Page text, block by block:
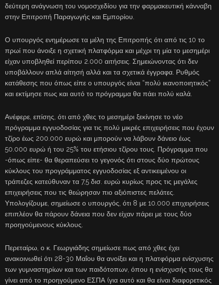
δεύτερη ανάγνωση του νομοσχεδίου για την φαρμακευτική κάνναβη
στην Επιτροπή Παραγωγής και Εμπορίου.
Ο υπουργός ενημέρωσε τα μέλη της Επιτροπής ότι από τις 10 το
πρωί που άνοιξε η σχετική πλατφόρμα και μέχρι τη μία το μεσημέρι
είχαν υποβληθεί περίπου 2.000 αιτήσεις. Σημειώνοντας ότι δεν
υποβάλλουν απλά αίτησή αλλά και τα σχετικά έγγραφα. Ρυθμός
κατάθεσης που όπως είπε ο υπουργός είναι “πολύ ικανοποιητικός”
και εκτίμησε πως και αυτό το πρόγραμμα θα πάει πολύ καλά.
Ανέφερε, επίσης, ότι από χθες το μεσημέρι ξεκίνησε το νέο
πρόγραμμα εγγυοδοσίας για τις πολύ μικρές επιχειρήσεις που έχουν
τζίρο έως 200.000 ευρώ και μπορούν να λάβουν δάνειο έως
50.000 ευρώ ή του 25% του ετήσιου τζίρου τους. Πρόγραμμα που
-όπως είπε- θα θεραπεύσει το γεγονός ότι στους δύο πρώτους
κύκλους του προγράμματος εγγυοδοσίας εξ αντικειμένου οι
τράπεζες κατεύθυναν τα 7,5 δισ. ευρώ κυρίως προς τις μεγάλες
επιχειρήσεις που τις θεώρησαν πιο αξιόπιστες πελάτες.
Υπολογίζουμε, σημείωσε ο υπουργός, ότι 8 με 10.000 επιχειρήσεις
επιπλέον θα πάρουν δάνεια που δεν είχαν πάρει με τους δύο
προηγούμενους κύκλους.
Περεταίρω, ο κ. Γεωργιάδης σημείωσε πως από χθες έχει
ανακοινωθεί ότι 28-30 Μαΐου θα ανοίξει και η πλατφόρμα ενίσχυσης
των γυμναστηρίων και των παιδότοπων, όπου η ενίσχυσής τους θα
γίνει από το προηγούμενο ΕΣΠΑ (για αυτό και θα είναι διαφορετικός